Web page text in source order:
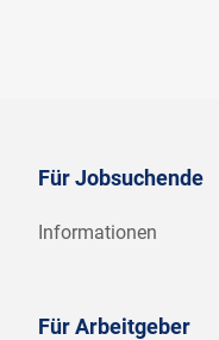
Für Jobsuchende
Informationen
Für Arbeitgeber